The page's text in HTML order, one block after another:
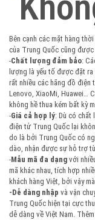
Bên cạnh các mặt hàng
của Trung Quốc cũng
-Chất lượng đảm bảo:
lượng là yếu tố được đặt
rất nhiều các hãng đồ
Lenovo, XiaoMi, Huawei…
không hề thua kém bất kỳ
-Giá cả hợp lý: Dù có chất
điện tử Trung Quốc lại
do là bởi Trung Quốc có
dào, nhận được sự hỗ trợ
-Mẫu mã đa dạng với
mã khác nhau, tích hợp
khách hàng Việt, bởi vậy
-Dễ dàng nhập và vận
Trung Quốc hiện tại cực
dễ dàng về Việt Nam.